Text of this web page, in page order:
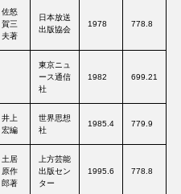
佐怒
賀三
夫著
日本放送
出版協会
1978 778.8
東京ニュ
ース通信
社
1982 699.21
井上
宏編
世界思想
社
1985.4 779.9
土居
原作
郎著
上方芸能
出版セン
ター
1995.6 778.8